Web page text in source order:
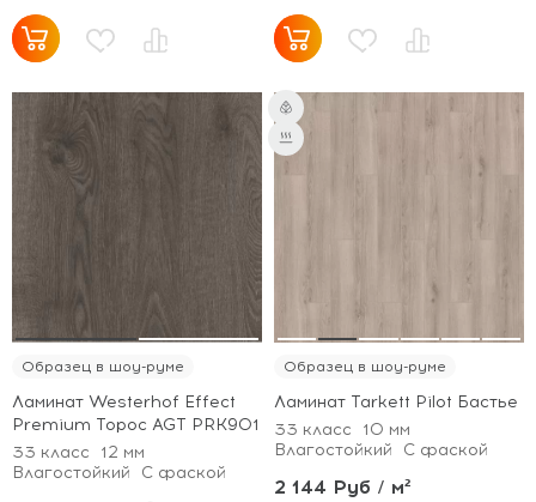
Образец в шоу-руме
Ламинат Westerhof Effect
Premium Торос AGT PRK901
33 класс
12 мм
Влагостойкий
С фаской
Образец в шоу-руме
Ламинат Tarkett Pilot Бастье
33 класс
10 мм
Влагостойкий
С фаской
2 144 Руб / м²